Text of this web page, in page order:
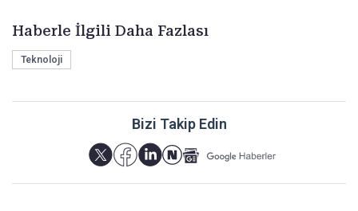
Haberle İlgili Daha Fazlası
Teknoloji
Bizi Takip Edin